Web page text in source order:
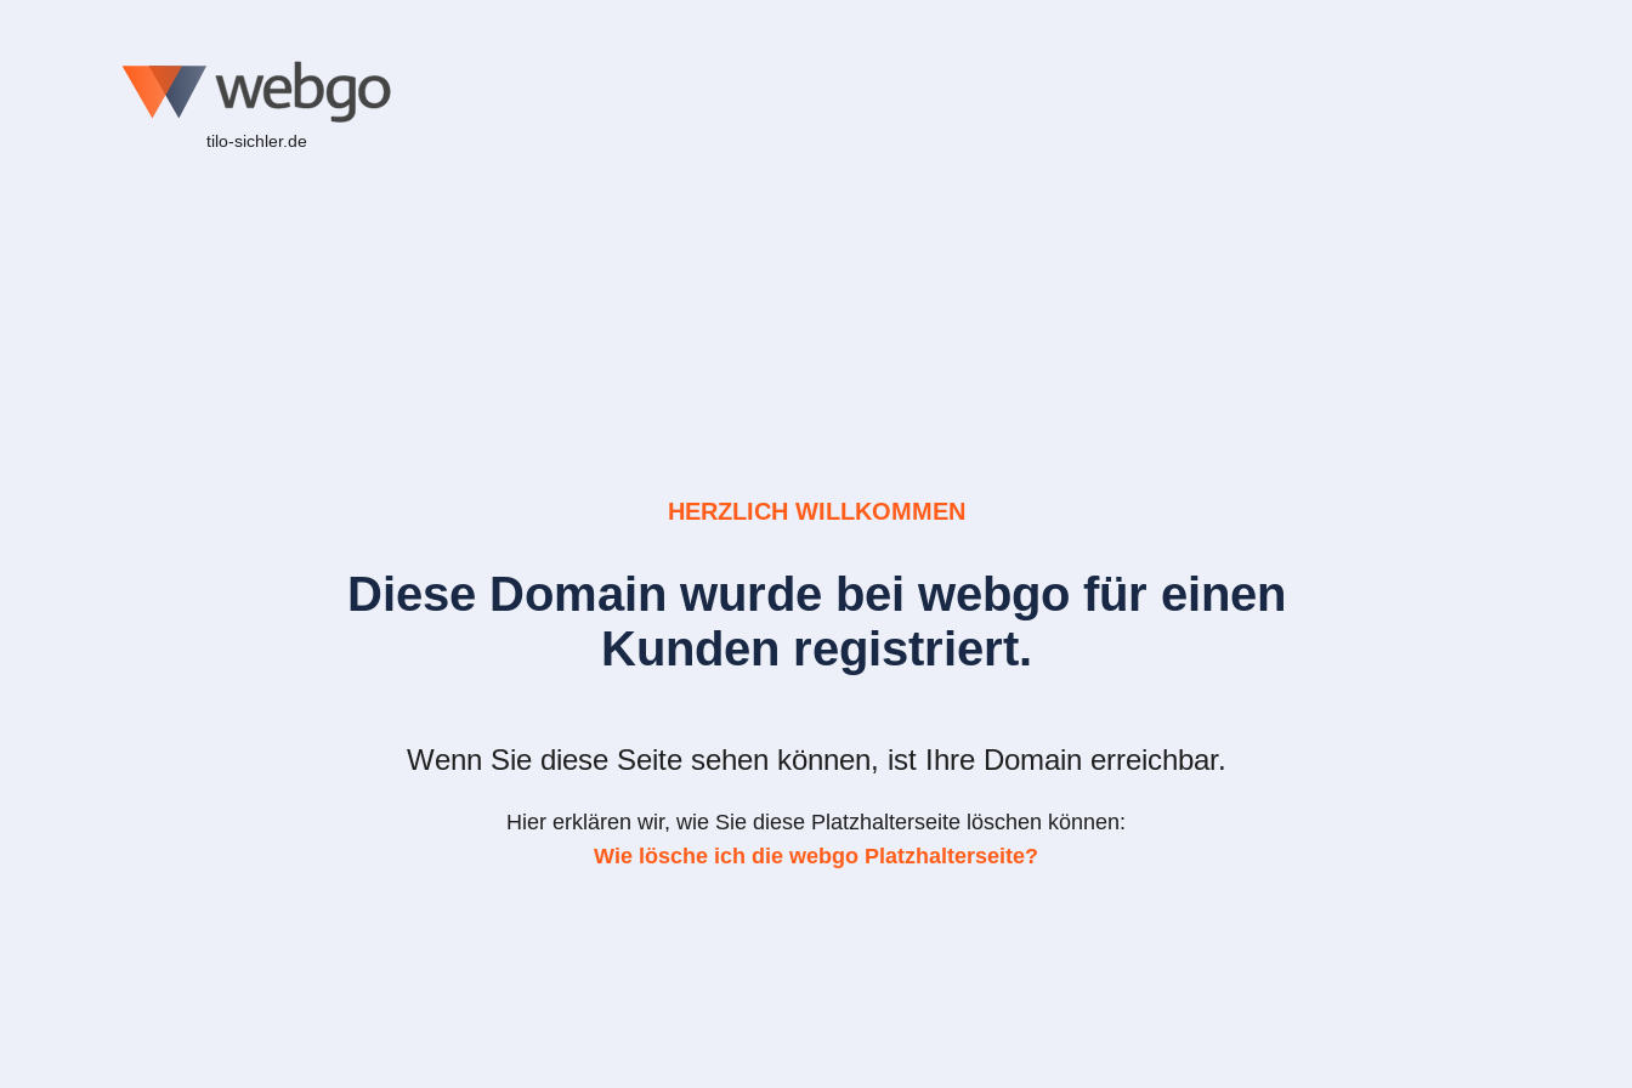
tilo-sichler.de
HERZLICH WILLKOMMEN
Diese Domain wurde bei webgo für einen
Kunden registriert.
Wenn Sie diese Seite sehen können, ist Ihre Domain erreichbar.
Hier erklären wir, wie Sie diese Platzhalterseite löschen können:
Wie lösche ich die webgo Platzhalterseite?